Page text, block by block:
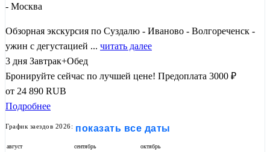
- Москва
Обзорная экскурсия по Суздалю - Иваново - Волгореченск -
ужин с дегустацией ... читать далее
3 дня Завтрак+Обед
Бронируйте сейчас по лучшей цене! Предоплата 3000 ₽
от 24 890 RUB
Подробнее
График заездов 2026: показать все даты
август сентябрь октябрь